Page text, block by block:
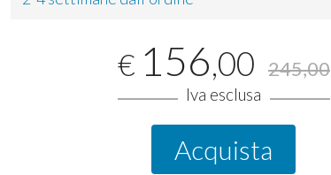
€ 156,00 245,00
Iva esclusa
Acquista